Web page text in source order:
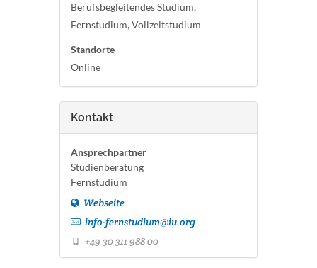
Berufsbegleitendes Studium,
Fernstudium, Vollzeitstudium
Standorte
Online
Kontakt
Ansprechpartner
Studienberatung
Fernstudium
Webseite
info-fernstudium@iu.org
+49 30 311 988 00